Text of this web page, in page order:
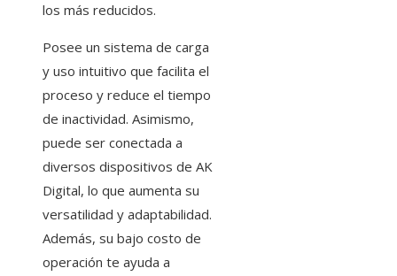
los más reducidos.
Posee un sistema de carga
y uso intuitivo que facilita el
proceso y reduce el tiempo
de inactividad. Asimismo,
puede ser conectada a
diversos dispositivos de AK
Digital, lo que aumenta su
versatilidad y adaptabilidad.
Además, su bajo costo de
operación te ayuda a